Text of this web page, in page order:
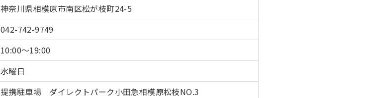
神奈川県相模原市南区松が枝町24-5
042-742-9749
10:00〜19:00
水曜日
提携駐車場 ダイレクトパーク小田急相模原松枝NO.3